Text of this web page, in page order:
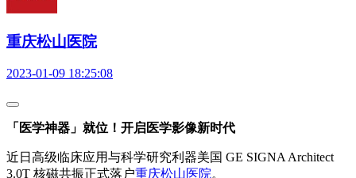
重庆松山医院
2023-01-09 18:25:08
「医学神器」就位！开启医学影像新时代
近日高级临床应用与科学研究利器美国 GE SIGNA Architect
3.0T 核磁共振正式落户重庆松山医院。